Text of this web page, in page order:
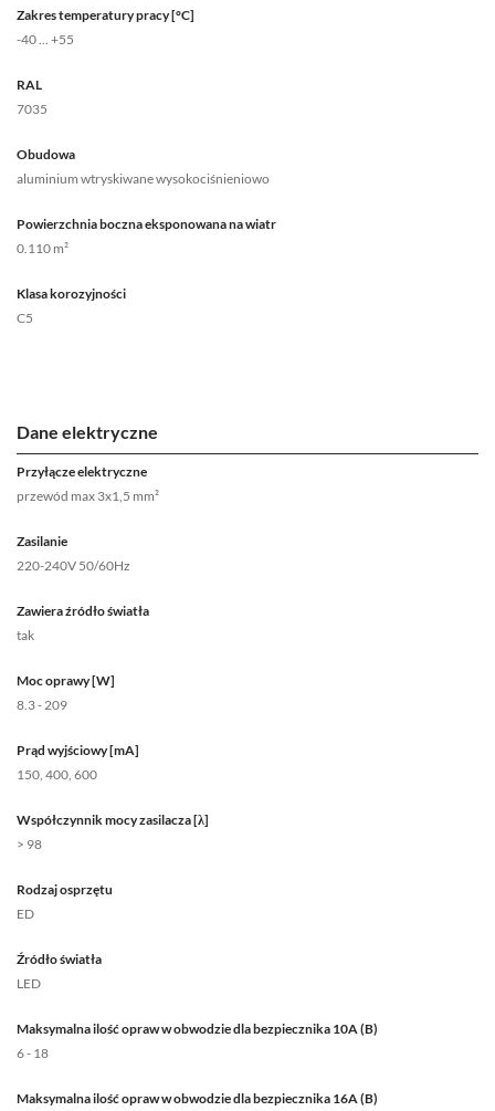
Zakres temperatury pracy [°C]
-40 ... +55
RAL
7035
Obudowa
aluminium wtryskiwane wysokociśnieniowo
Powierzchnia boczna eksponowana na wiatr
0.110 m²
Klasa korozyjności
C5
Dane elektryczne
Przyłącze elektryczne
przewód max 3x1,5 mm²
Zasilanie
220-240V 50/60Hz
Zawiera źródło światła
tak
Moc oprawy [W]
8.3 - 209
Prąd wyjściowy [mA]
150, 400, 600
Współczynnik mocy zasilacza [λ]
> 98
Rodzaj osprzętu
ED
Źródło światła
LED
Maksymalna ilość opraw w obwodzie dla bezpiecznika 10A (B)
6 - 18
Maksymalna ilość opraw w obwodzie dla bezpiecznika 16A (B)